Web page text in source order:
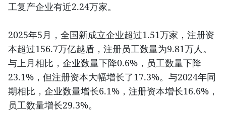
工复产企业有近2.24万家。
2025年5月，全国新成立企业超过1.51万家，注册资
本超过156.7万亿越盾，注册员工数量为9.81万人。
与上月相比，企业数量下降0.6%，员工数量下降
23.1%，但注册资本大幅增长了17.3%。与2024年同
期相比，企业数量增长6.1%，注册资本增长16.6%，
员工数量增长29.3%。